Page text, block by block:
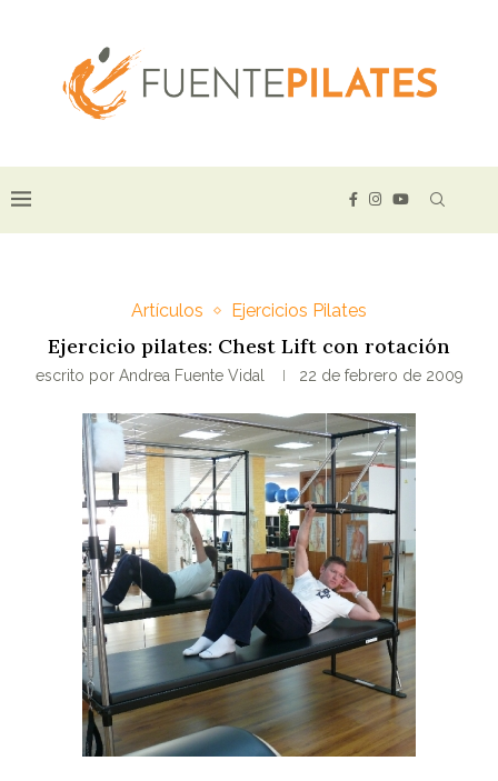
Artículos Ejercicios Pilates
Ejercicio pilates: Chest Lift con rotación
escrito por Andrea Fuente Vidal 22 de febrero de 2009